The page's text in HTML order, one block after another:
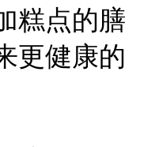
糕点的膳
更健康的